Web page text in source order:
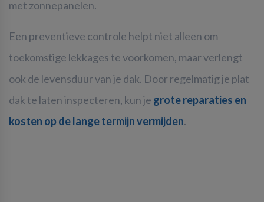
met zonnepanelen.
Een preventieve controle helpt niet alleen om
toekomstige lekkages te voorkomen, maar verlengt
ook de levensduur van je dak. Door regelmatig je plat
dak te laten inspecteren, kun je grote reparaties en
kosten op de lange termijn vermijden.